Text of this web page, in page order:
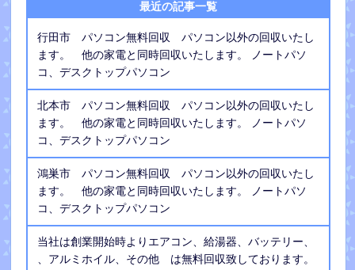
最近の記事一覧
行田市 パソコン無料回収 パソコン以外の回収いたし
ます。 他の家電と同時回収いたします。 ノートパソ
コ、デスクトップパソコン
北本市 パソコン無料回収 パソコン以外の回収いたし
ます。 他の家電と同時回収いたします。 ノートパソ
コ、デスクトップパソコン
鴻巣市 パソコン無料回収 パソコン以外の回収いたし
ます。 他の家電と同時回収いたします。 ノートパソ
コ、デスクトップパソコン
当社は創業開始時よりエアコン、給湯器、バッテリー、
、アルミホイル、その他 は無料回収致しております。